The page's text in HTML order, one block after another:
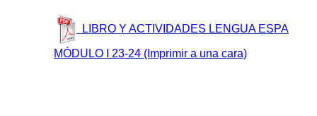
LIBRO Y ACTIVIDADES LENGUA ESPA
MÓDULO I 23-24 (Imprimir a una cara)